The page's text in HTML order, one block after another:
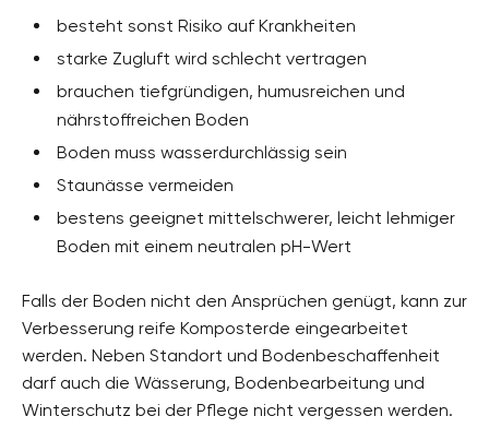
besteht sonst Risiko auf Krankheiten
starke Zugluft wird schlecht vertragen
brauchen tiefgründigen, humusreichen und
nährstoffreichen Boden
Boden muss wasserdurchlässig sein
Staunässe vermeiden
bestens geeignet mittelschwerer, leicht lehmiger
Boden mit einem neutralen pH-Wert
Falls der Boden nicht den Ansprüchen genügt, kann zur
Verbesserung reife Komposterde eingearbeitet
werden. Neben Standort und Bodenbeschaffenheit
darf auch die Wässerung, Bodenbearbeitung und
Winterschutz bei der Pflege nicht vergessen werden.